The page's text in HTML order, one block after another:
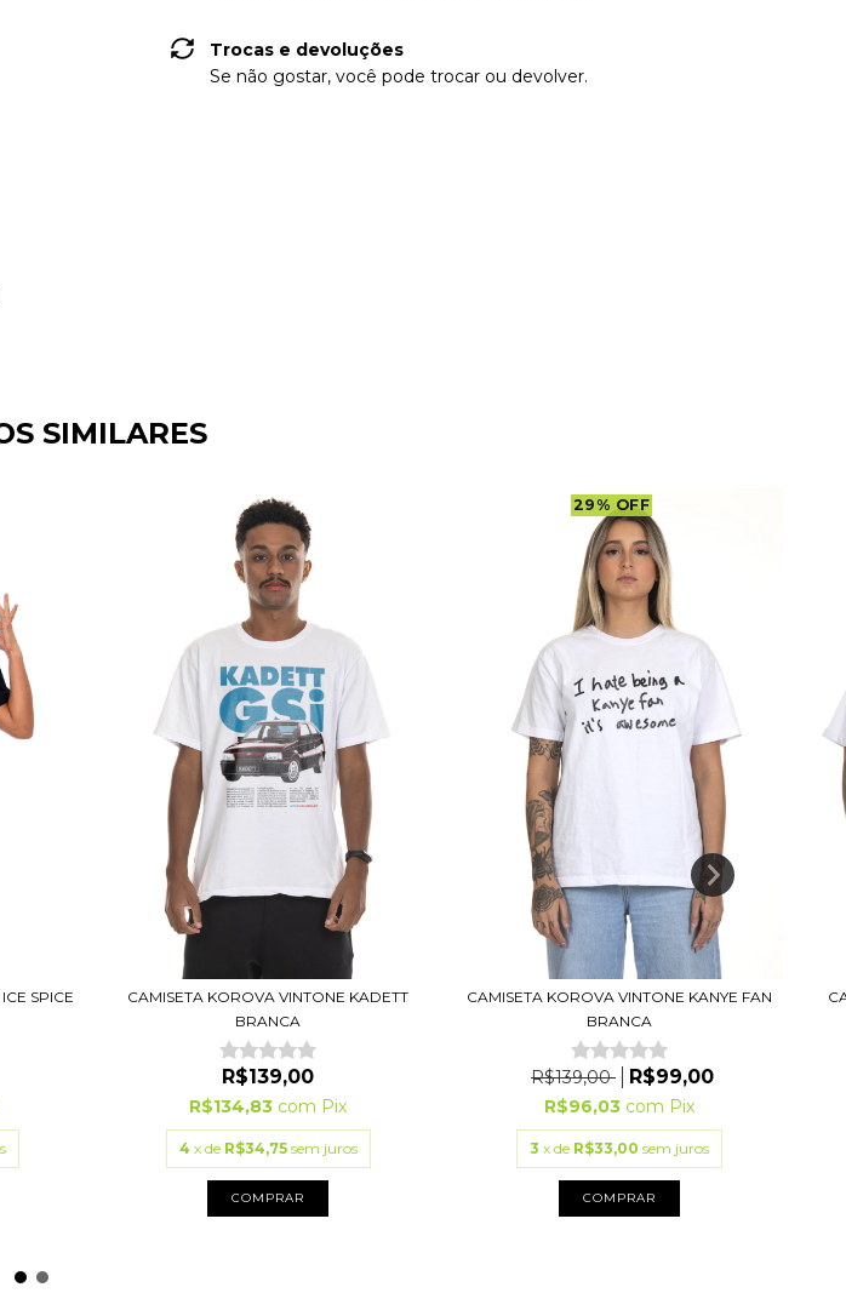
Trocas e devoluções
Se não gostar, você pode trocar ou devolver.
SIMILARES
SPICE
CAMISETA KOROVA VINTONE KADETT
BRANCA
R$139,00
R$134,83 com Pix
4 x de R$34,75 sem juros
COMPRAR
29% OFF
CAMISETA KOROVA VINTONE KANYE FAN
BRANCA
R$139,00 R$99,00
R$96,03 com Pix
3 x de R$33,00 sem juros
COMPRAR